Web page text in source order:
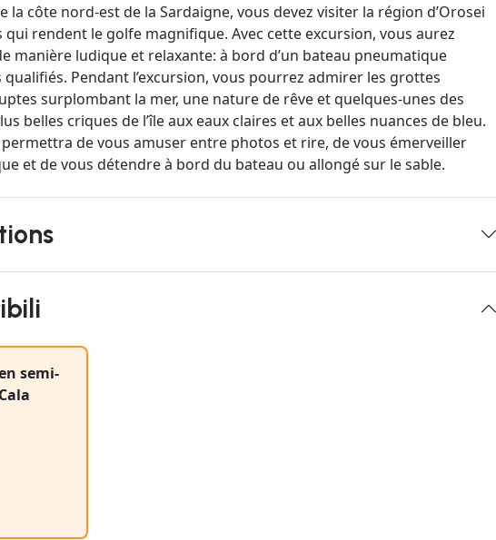
la côte nord-est de la Sardaigne, vous devez visiter la région d’Orosei
qui rendent le golfe magnifique. Avec cette excursion, vous aurez
manière ludique et relaxante: à bord d’un bateau pneumatique
Pendant l’excursion, vous pourrez admirer les grottes
surplombant la mer, une nature de rêve et quelques-unes des
belles criques de l’île aux eaux claires et aux belles nuances de bleu.
de vous amuser entre photos et rire, de vous émerveiller
et de vous détendre à bord du bateau ou allongé sur le sable.
semi-